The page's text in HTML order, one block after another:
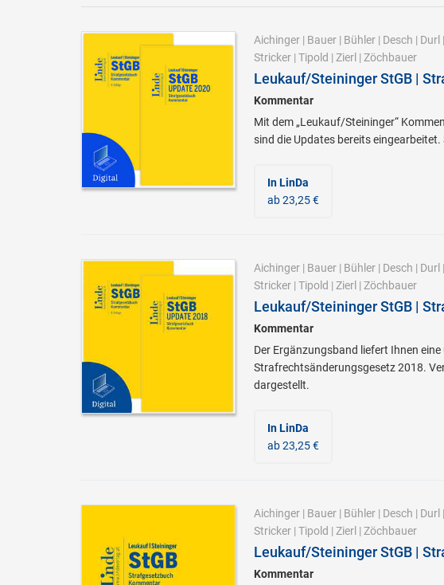
Aichinger| Bauer| Bühler| Desch | Durl |
Stricker| Tipold | Zierl | Zöchbauer
Leukauf/Steininger StGB |
Kommentar
Mit dem „Leukauf/Steininger“
sind die Updates bereits
In LinDa
ab 23,25 €
Aichinger| Bauer| Bühler| Desch | Durl |
Stricker| Tipold | Zierl | Zöchbauer
Leukauf/Steininger StGB |
Kommentar
Der Ergänzungsband liefert Ihnen
Strafrechtsänderungsgesetz 2018.
dargestellt.
In LinDa
ab 23,25 €
Aichinger| Bauer| Bühler| Desch | Durl |
Stricker| Tipold | Zierl | Zöchbauer
Leukauf/Steininger StGB |
Kommentar